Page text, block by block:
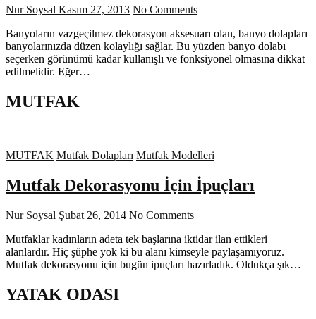
Nur Soysal Kasım 27, 2013 No Comments
Banyoların vazgeçilmez dekorasyon aksesuarı olan, banyo dolapları
banyolarınızda düzen kolaylığı sağlar. Bu yüzden banyo dolabı
seçerken görünümü kadar kullanışlı ve fonksiyonel olmasına dikkat
edilmelidir. Eğer…
MUTFAK
MUTFAK Mutfak Dolapları Mutfak Modelleri
Mutfak Dekorasyonu İçin İpuçları
Nur Soysal Şubat 26, 2014 No Comments
Mutfaklar kadınların adeta tek başlarına iktidar ilan ettikleri
alanlardır. Hiç şüphe yok ki bu alanı kimseyle paylaşamıyoruz.
Mutfak dekorasyonu için bugün ipuçları hazırladık. Oldukça şık…
YATAK ODASI